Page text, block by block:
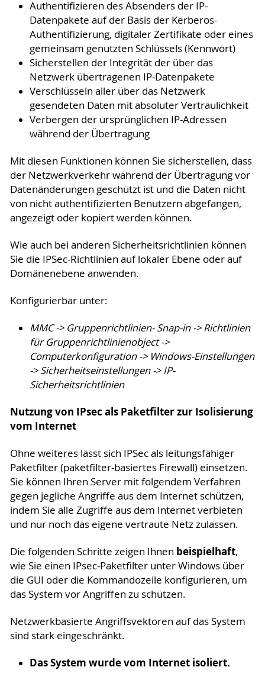
Authentifizieren des Absenders der IP-
Datenpakete auf der Basis der Kerberos-
Authentifizierung, digitaler Zertifikate oder eines
gemeinsam genutzten Schlüssels (Kennwort)
Sicherstellen der Integrität der über das
Netzwerk übertragenen IP-Datenpakete
Verschlüsseln aller über das Netzwerk
gesendeten Daten mit absoluter Vertraulichkeit
Verbergen der ursprünglichen IP-Adressen
während der Übertragung
Mit diesen Funktionen können Sie sicherstellen, dass
der Netzwerkverkehr während der Übertragung vor
Datenänderungen geschützt ist und die Daten nicht
von nicht authentifizierten Benutzern abgefangen,
angezeigt oder kopiert werden können.
Wie auch bei anderen Sicherheitsrichtlinien können
Sie die IPSec-Richtlinien auf lokaler Ebene oder auf
Domänenebene anwenden.
Konfigurierbar unter:
MMC -> Gruppenrichtlinien- Snap-in -> Richtlinien
für Gruppenrichtlinienobject ->
Computerkonfiguration -> Windows-Einstellungen
-> Sicherheitseinstellungen -> IP-
Sicherheitsrichtlinien
Nutzung von IPsec als Paketfilter zur Isolisierung
vom Internet
Ohne weiteres lässt sich IPSec als leitungsfähiger
Paketfilter (paketfilter-basiertes Firewall) einsetzen.
Sie können Ihren Server mit folgendem Verfahren
gegen jegliche Angriffe aus dem Internet schützen,
indem Sie alle Zugriffe aus dem Internet verbieten
und nur noch das eigene vertraute Netz zulassen.
Die folgenden Schritte zeigen Ihnen beispielhaft,
wie Sie einen IPsec-Paketfilter unter Windows über
die GUI oder die Kommandozeile konfigurieren, um
das System vor Angriffen zu schützen.
Netzwerkbasierte Angriffsvektoren auf das System
sind stark eingeschränkt.
Das System wurde vom Internet isoliert.